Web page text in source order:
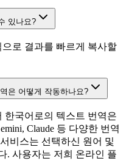
있나요?
로 결과를 빠르게 복사할
은 어떻게 작동하나요?
한국어로의 텍스트 번역은
Claude 등 다양한 번역
비스는 선택하신 원어 및
. 사용자는 저희 온라인 플